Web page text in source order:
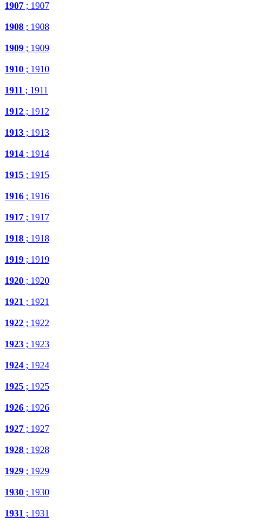
1907 ; 1907
1908 ; 1908
1909 ; 1909
1910 ; 1910
1911 ; 1911
1912 ; 1912
1913 ; 1913
1914 ; 1914
1915 ; 1915
1916 ; 1916
1917 ; 1917
1918 ; 1918
1919 ; 1919
1920 ; 1920
1921 ; 1921
1922 ; 1922
1923 ; 1923
1924 ; 1924
1925 ; 1925
1926 ; 1926
1927 ; 1927
1928 ; 1928
1929 ; 1929
1930 ; 1930
1931 ; 1931